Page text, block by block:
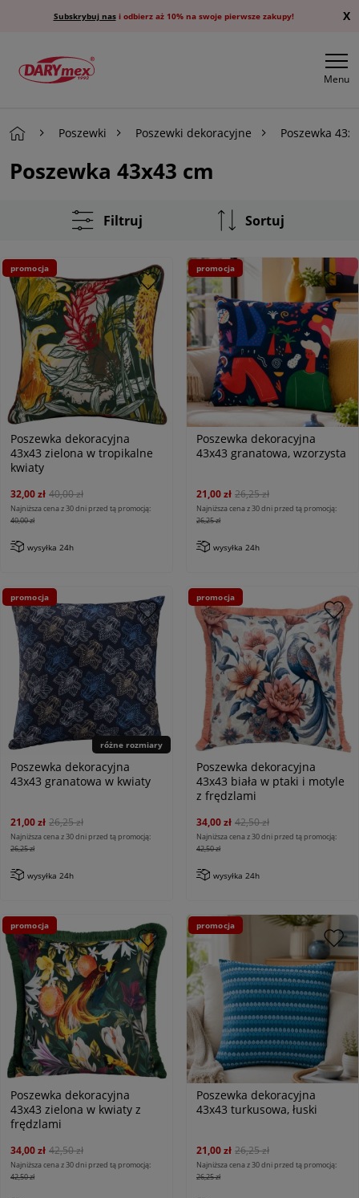
Subskrybuj nasi odbierz aż 10% na swoje pierwsze zakupy! X
Menu
Poszewki Poszewki dekoracyjne Poszewka
Poszewka 43x43 cm
Filtruj Sortuj
Poszewka dekoracyjna
43x43 zielona w tropikalne
kwiaty
32,00 zł 40,00 zł
Najniższa cena z 30 dni przed tą promocją:
40,00 zł
wysyłka 24h
promocja
Poszewka dekoracyjna
43x43 granatowa, wzorzysta
21,00 zł 26,25 zł
Najniższa cena z 30 dni przed tą promocją:
26,25 zł
wysyłka 24h
promocja
różne rozmiary
Poszewka dekoracyjna
43x43 granatowa w kwiaty
21,00 zł 26,25 zł
Najniższa cena z 30 dni przed tą promocją:
26,25 zł
wysyłka 24h
promocja
Poszewka dekoracyjna
43x43 biała w ptaki i motyle
z frędzlami
34,00 zł 42,50 zł
Najniższa cena z 30 dni przed tą promocją:
42,50 zł
wysyłka 24h
promocja
Poszewka dekoracyjna
43x43 zielona w kwiaty z
frędzlami
34,00 zł 42,50 zł
Najniższa cena z 30 dni przed tą promocją:
42,50 zł
promocja
Poszewka dekoracyjna
43x43 turkusowa, łuski
21,00 zł 26,25 zł
Najniższa cena z 30 dni przed tą promocją:
26,25 zł
promocja